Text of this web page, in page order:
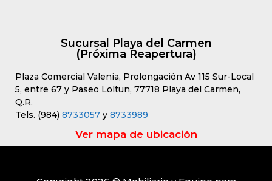
Sucursal Playa del Carmen
(Próxima Reapertura)
Plaza Comercial Valenia, Prolongación Av 115 Sur-Local
5, entre 67 y Paseo Loltun, 77718 Playa del Carmen,
Q.R.
Tels. (984) 8733057 y 8733989
Ver mapa de ubicación